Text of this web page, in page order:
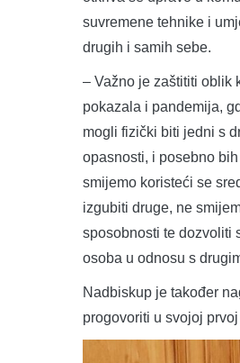
suvremene tehnike i
drugih i samih sebe.
– Važno je zaštititi oblik
pokazala i pandemija,
mogli fizički biti jedni s
opasnosti, i posebno
smijemo koristeći se
izgubiti druge, ne
sposobnosti te dozvoliti
osoba u odnosu s
Nadbiskup je također
progovoriti u svojoj